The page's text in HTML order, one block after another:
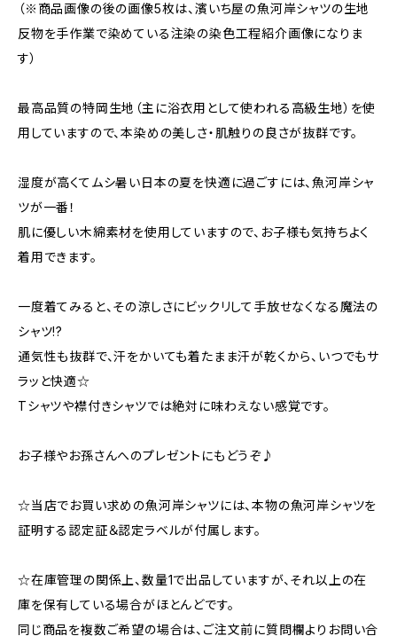
（※商品画像の後の画像5枚は、濱いち屋の魚河岸シャツの生地
反物を手作業で染めている注染の染色工程紹介画像になりま
す）
最高品質の特岡生地（主に浴衣用として使われる高級生地）を使
用していますので、本染めの美しさ・肌触りの良さが抜群です。
湿度が高くてムシ暑い日本の夏を快適に過ごすには、魚河岸シャ
ツが一番！
肌に優しい木綿素材を使用していますので、お子様も気持ちよく
着用できます。
一度着てみると、その涼しさにビックリして手放せなくなる魔法の
シャツ!?
通気性も抜群で、汗をかいても着たまま汗が乾くから、いつでもサ
ラッと快適☆
Tシャツや襟付きシャツでは絶対に味わえない感覚です。
お子様やお孫さんへのプレゼントにもどうぞ♪
☆当店でお買い求めの魚河岸シャツには、本物の魚河岸シャツを
証明する認定証＆認定ラベルが付属します。
☆在庫管理の関係上、数量1で出品していますが、それ以上の在
庫を保有している場合がほとんどです。
同じ商品を複数ご希望の場合は、ご注文前に質問欄よりお問い合